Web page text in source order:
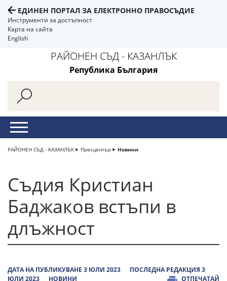
ЕДИНЕН ПОРТАЛ ЗА ЕЛЕКТРОННО ПРАВОСЪДИЕ
Инструменти за достъпност
Карта на сайта
English
РАЙОНЕН СЪД - КАЗАНЛЪК
Република България
РАЙОНЕН СЪД - КАЗАНЛЪК Пресцентър Новини
Съдия Кристиан
Баджаков встъпи в
длъжност
ДАТА НА ПУБЛИКУВАНЕ 3 ЮЛИ 2023
ПОСЛЕДНА РЕДАКЦИЯ 3
ЮЛИ 2023
НОВИНИ ОТПЕЧАТАЙ